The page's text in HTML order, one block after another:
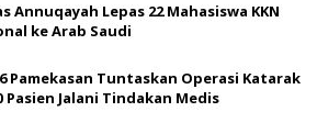
Annuqayah Lepas 22 Mahasiswa KKN
ke Arab Saudi
Pamekasan Tuntaskan Operasi Katarak
Pasien Jalani Tindakan Medis